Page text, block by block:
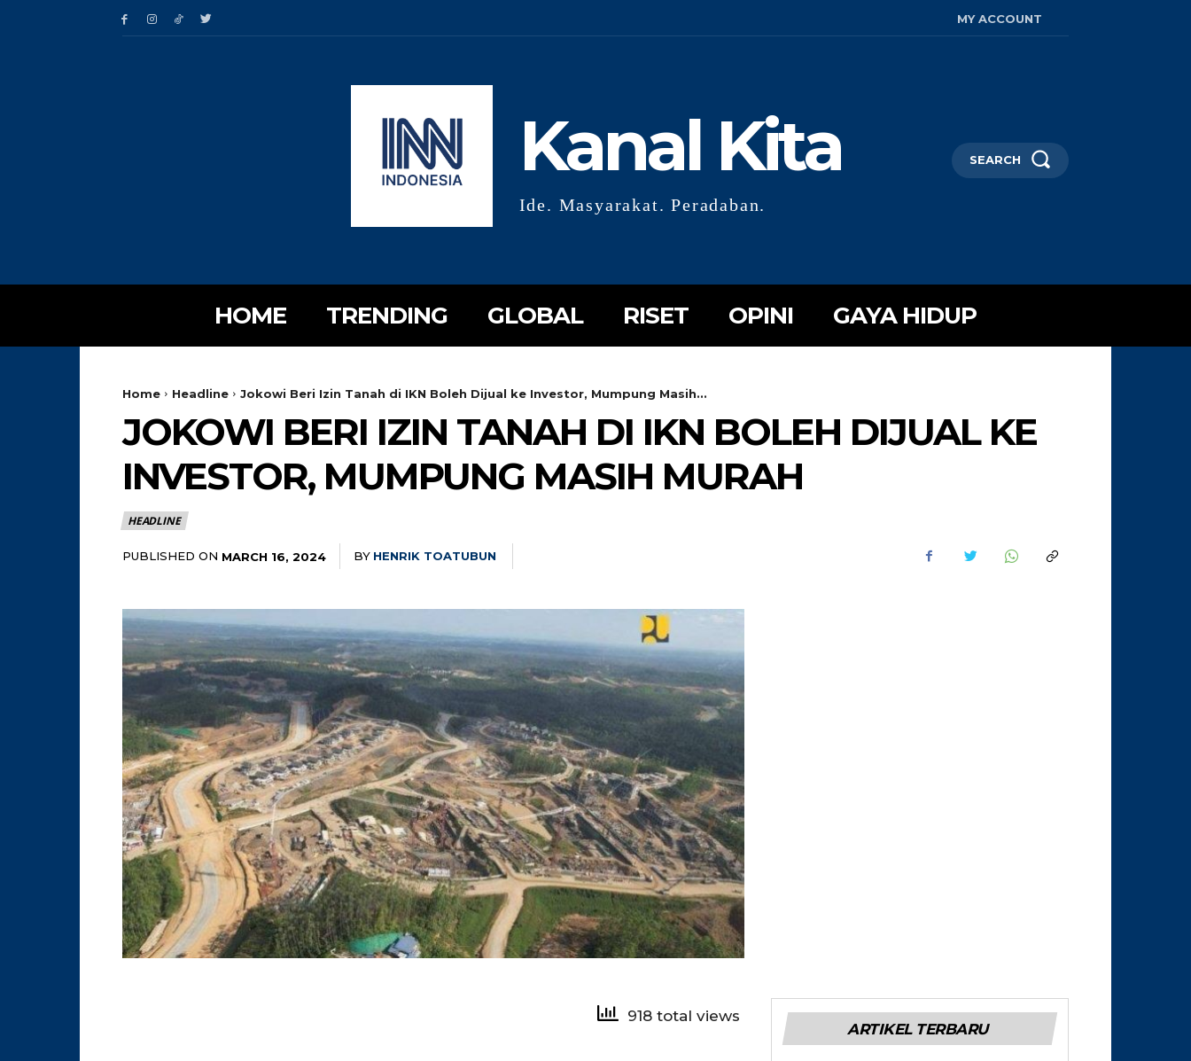
MY ACCOUNT
Kanal Kita
Ide. Masyarakat. Peradaban.
SEARCH
HOME TRENDING GLOBAL RISET OPINI GAYA HIDUP
Home Headline Jokowi Beri Izin Tanah di IKN Boleh Dijual ke Investor, Mumpung Masih...
JOKOWI BERI IZIN TANAH DI IKN BOLEH DIJUAL KE
INVESTOR, MUMPUNG MASIH MURAH
HEADLINE
PUBLISHED ON MARCH 16, 2024 BY HENRIK TOATUBUN
918 total views
ARTIKEL TERBARU